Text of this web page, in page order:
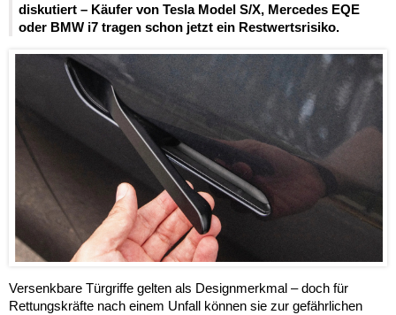
diskutiert – Käufer von Tesla Model S/X, Mercedes EQE
oder BMW i7 tragen schon jetzt ein Restwertsrisiko.
Versenkbare Türgriffe gelten als Designmerkmal – doch für
Rettungskräfte nach einem Unfall können sie zur gefährlichen